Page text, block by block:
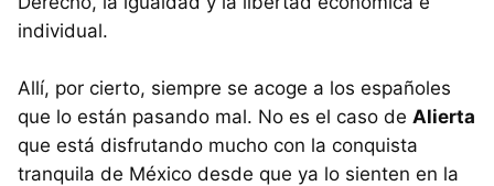
individual.
Allí, por cierto, siempre se acoge a los españoles
que lo están pasando mal. No es el caso de Alierta
que está disfrutando mucho con la conquista
tranquila de México desde que ya lo sienten en la